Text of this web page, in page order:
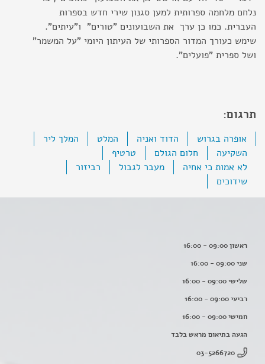
נלחם מלחמה ספרותית למען סגנון שירי חדש בספרות
העברית. כמו כן ערך את השבועונים "טורים" ו"עיתים".
שימש כעורך המדור הספרותי של העיתון היומי "על המשמר"
ושל ספרית "פועלים".
תרגום:
אופרה בגרוש הדוד ואניה המלט
המלך ליר
השקיעה
חלום הגולם
טרטיף
לא אמות כי אחיה
מעבר לגבול
רביזור
שידוכים
ראשון 09:00 - 16:00
שני 09:00 - 16:00
שלישי 09:00 - 16:00
רביעי 09:00 - 16:00
חמישי 09:00 - 16:00
הגעה בתיאום מראש בלבד
03-5266720